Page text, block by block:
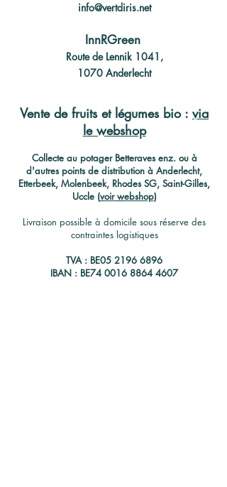
info@vertdiris.net
InnRGreen
Route de Lennik 1041,
1070 Anderlecht
Vente de fruits et légumes bio : via
le webshop
Collecte au potager Betteraves enz. ou à
d'autres points de distribution à Anderlecht,
Etterbeek, Molenbeek, Rhodes SG, Saint-Gilles,
Uccle (voir webshop)
Livraison possible à domicile sous réserve des
contraintes logistiques
TVA : BE05 2196 6896
IBAN : BE74 0016 8864 4607